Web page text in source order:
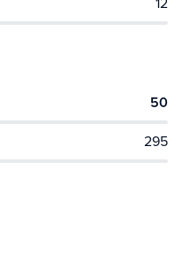
12
50
295